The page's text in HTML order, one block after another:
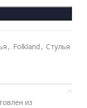
, Folkland , Стулья
из